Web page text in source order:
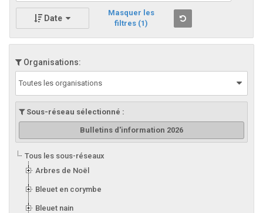
Date
Masquer les
filtres (1)
Organisations:
Toutes les organisations
Sous-réseau sélectionné :
Bulletins d'information 2026
Tous les sous-réseaux
Arbres de Noël
Bleuet en corymbe
Bleuet nain